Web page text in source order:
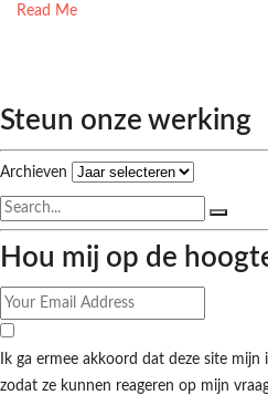
Read Me
Steun onze werking
Archieven
Hou mij op de
Ik ga ermee akkoord dat deze site
zodat ze kunnen reageren op mijn